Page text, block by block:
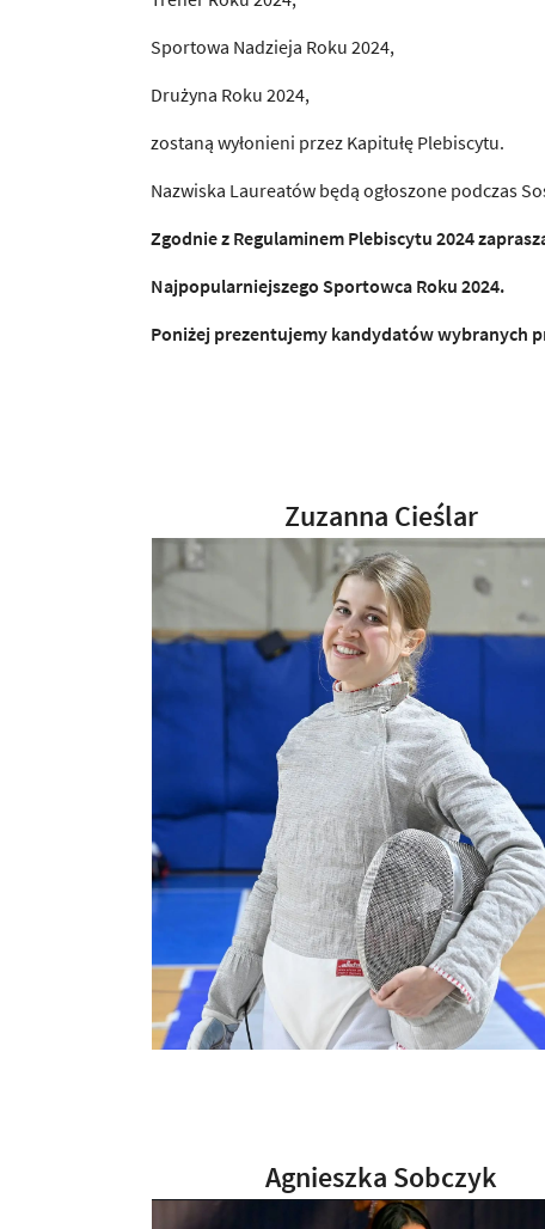
Sportowa Nadzieja Roku 2024,
Drużyna Roku 2024,
zostaną wyłonieni przez Kapitułę Plebiscytu.
Nazwiska Laureatów będą ogłoszone podczas
Zgodnie z Regulaminem Plebiscytu 2024
Najpopularniejszego Sportowca Roku 2024.
Poniżej prezentujemy kandydatów wybranych
Zuzanna Cieślar
Agnieszka Sobczyk